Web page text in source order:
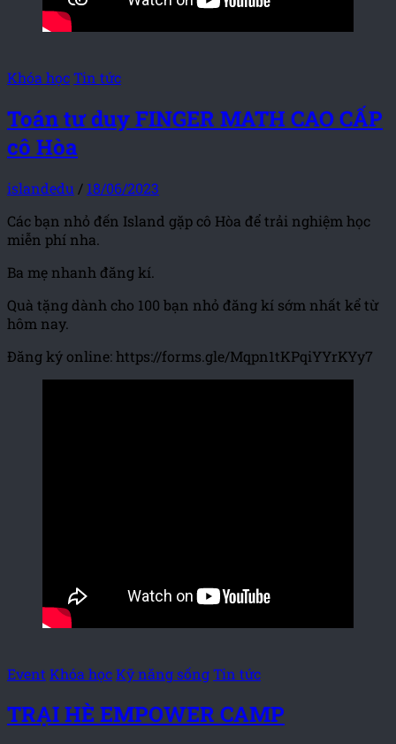
Khóa họcTin tức
Toán tư duy FINGER MATH CAO CẤP
cô Hòa
islandedu / 18/06/2023
Các bạn nhỏ đến Island gặp cô Hòa để trải nghiệm học
miễn phí nha.
Ba mẹ nhanh đăng kí.
Quà tặng dành cho 100 bạn nhỏ đăng kí sớm nhất kể từ
hôm nay.
Đăng ký online: https://forms.gle/Mqpn1tKPqiYYrKYy7
Event Khóa họcKỹ năng sốngTin tức
TRẠI HÈ EMPOWER CAMP